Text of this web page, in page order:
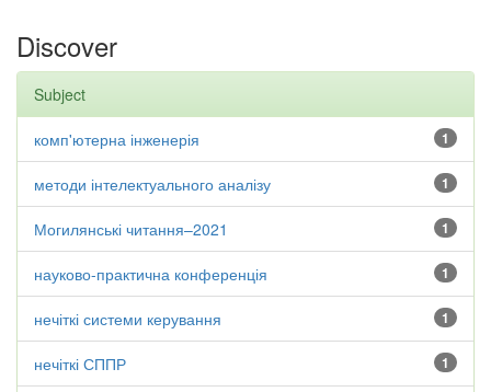
Discover
Subject
1
комп'ютерна інженерія
1
методи інтелектуального аналізу
1
Могилянські читання–2021
1
науково-практична конференція
1
нечіткі системи керування
1
нечіткі СППР